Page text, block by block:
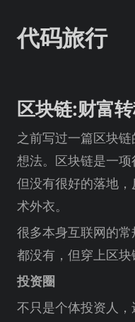
代码旅行
区块链:财富
之前写过一篇区块
想法。区块链是一
但没有很好的落地
术外衣。
很多本身互联网的
都没有，但穿上区块
投资圈
不只是个体投资人